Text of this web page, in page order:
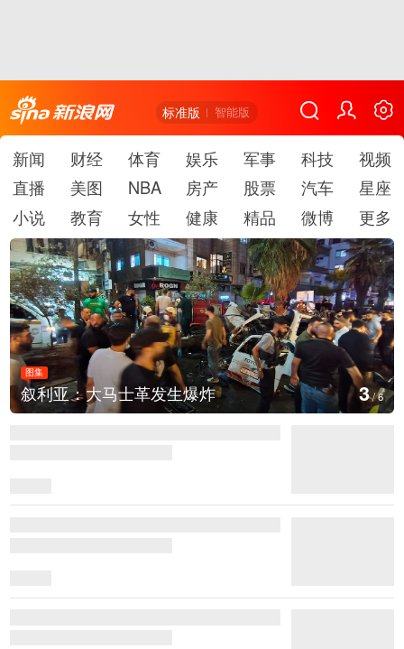
标准版 智能版
新闻 财经 体育 娱乐 军事 科技
视频
直播
美图 NBA 房产 股票 汽车
星座
小说
教育 女性 健康 精品 微博 更多
图集
叙利亚：大马士革发生爆炸 3/6